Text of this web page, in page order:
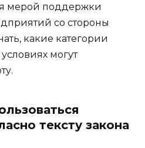
мерой поддержки
со стороны
какие категории
могут
тексту закона